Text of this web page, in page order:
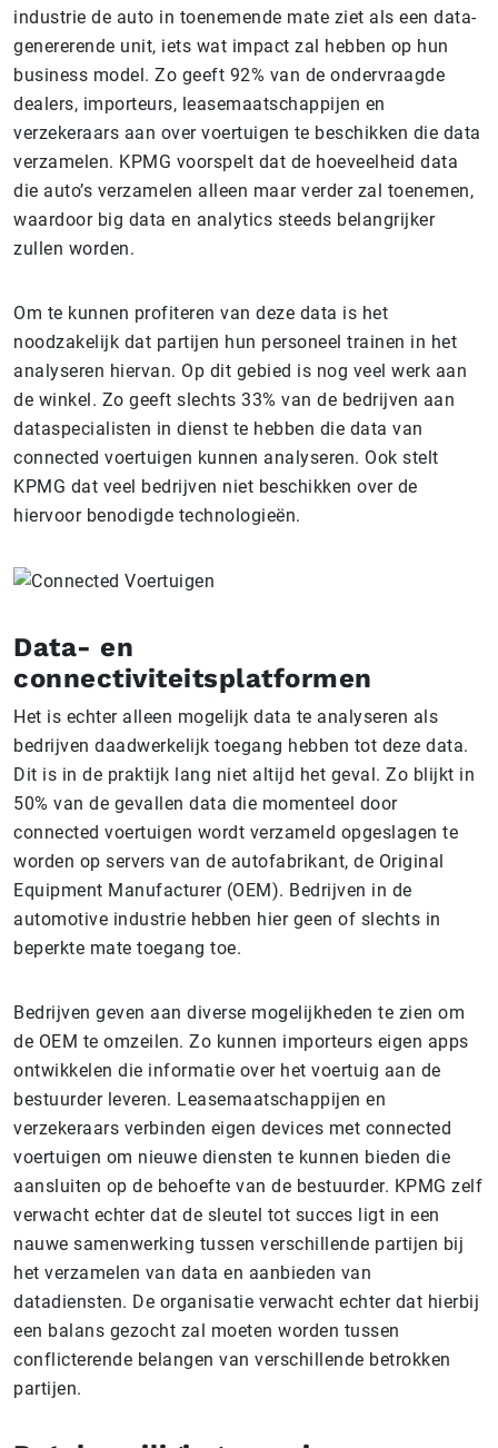
industrie de auto in toenemende mate ziet als een data-
genererende unit, iets wat impact zal hebben op hun
business model. Zo geeft 92% van de ondervraagde
dealers, importeurs, leasemaatschappijen en
verzekeraars aan over voertuigen te beschikken die data
verzamelen. KPMG voorspelt dat de hoeveelheid data
die auto’s verzamelen alleen maar verder zal toenemen,
waardoor big data en analytics steeds belangrijker
zullen worden.
Om te kunnen profiteren van deze data is het
noodzakelijk dat partijen hun personeel trainen in het
analyseren hiervan. Op dit gebied is nog veel werk aan
de winkel. Zo geeft slechts 33% van de bedrijven aan
dataspecialisten in dienst te hebben die data van
connected voertuigen kunnen analyseren. Ook stelt
KPMG dat veel bedrijven niet beschikken over de
hiervoor benodigde technologieën.
Data- en
connectiviteitsplatformen
Het is echter alleen mogelijk data te analyseren als
bedrijven daadwerkelijk toegang hebben tot deze data.
Dit is in de praktijk lang niet altijd het geval. Zo blijkt in
50% van de gevallen data die momenteel door
connected voertuigen wordt verzameld opgeslagen te
worden op servers van de autofabrikant, de Original
Equipment Manufacturer (OEM). Bedrijven in de
automotive industrie hebben hier geen of slechts in
beperkte mate toegang toe.
Bedrijven geven aan diverse mogelijkheden te zien om
de OEM te omzeilen. Zo kunnen importeurs eigen apps
ontwikkelen die informatie over het voertuig aan de
bestuurder leveren. Leasemaatschappijen en
verzekeraars verbinden eigen devices met connected
voertuigen om nieuwe diensten te kunnen bieden die
aansluiten op de behoefte van de bestuurder. KPMG zelf
verwacht echter dat de sleutel tot succes ligt in een
nauwe samenwerking tussen verschillende partijen bij
het verzamelen van data en aanbieden van
datadiensten. De organisatie verwacht echter dat hierbij
een balans gezocht zal moeten worden tussen
conflicterende belangen van verschillende betrokken
partijen.